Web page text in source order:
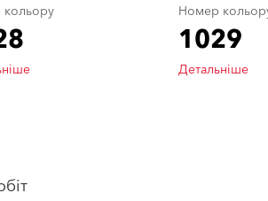
Номер
1029
Детальніше